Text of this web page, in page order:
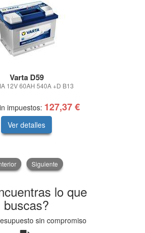
Varta D59
12V 60AH 540A +D B13
impuestos: 127,37 €
Ver detalles
Siguiente
lo que
buscas?
sin compromiso